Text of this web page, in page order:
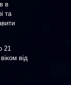
в
та
21
від